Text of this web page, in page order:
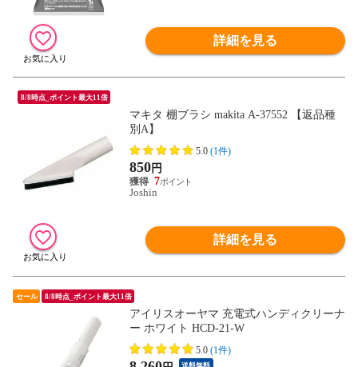
詳細を見る
8/8時点_ポイント最大11倍
マキタ 棚ブラシ makita A-37552 【返品種
別A】
5.0 (1件)
850円
7
Joshin
詳細を見る
セール 8/8時点_ポイント最大11倍
アイリスオーヤマ 充電式ハンディクリーナ
ー ホワイト HCD-21-W
5.0 (1件)
送料無料